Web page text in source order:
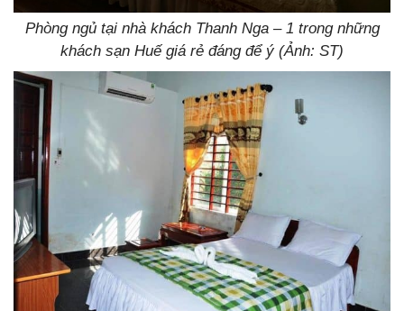
Phòng ngủ tại nhà khách Thanh Nga – 1 trong những
khách sạn Huế giá rẻ đáng để ý (Ảnh: ST)